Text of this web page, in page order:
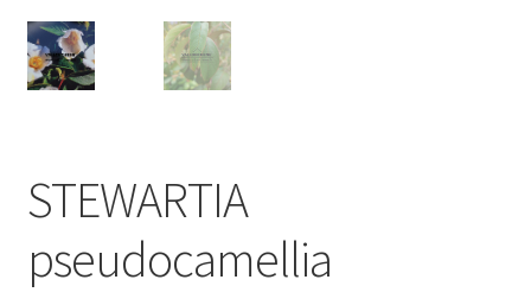
STEWARTIA
pseudocamellia